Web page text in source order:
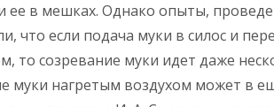
ее в мешках. Однако опыты,
что если подача муки в силос и
то созревание муки идет даже
нагретым воздухом может в